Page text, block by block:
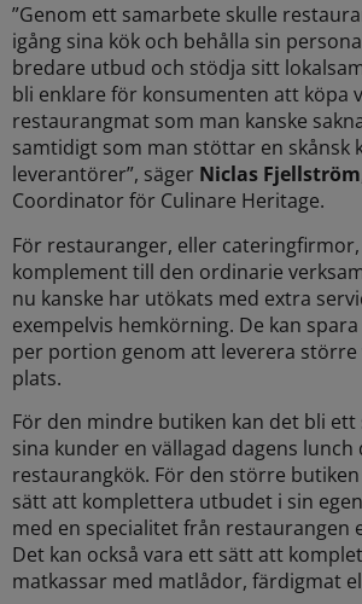
”Genom ett samarbete skulle
igång sina kök och behålla sin
bredare utbud och stödja sitt
bli enklare för konsumenten att köpa
restaurangmat som man kanske
samtidigt som man stöttar en skånsk
leverantörer”, säger Niclas Fjellström
Coordinator för Culinare Heritage.
För restauranger, eller
komplement till den ordinarie
nu kanske har utökats med extra
exempelvis hemkörning. De kan
per portion genom att leverera större
plats.
För den mindre butiken kan det bli
sina kunder en vällagad dagens
restaurangkök. För den större
sätt att komplettera utbudet i sin
med en specialitet från restaurangen
Det kan också vara ett sätt att
matkassar med matlådor, färdigmat